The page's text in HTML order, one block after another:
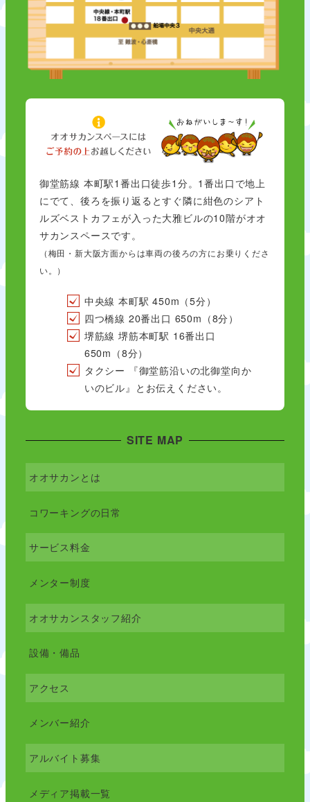
御堂筋線 本町駅1番出口徒歩1分。1番出口で地上
にでて、後ろを振り返るとすぐ隣に紺色のシアト
ルズベストカフェが入った大雅ビルの10階がオオ
サカンスペースです。
（梅田・新大阪方面からは車両の後ろの方にお乗りくださ
い。）
中央線 本町駅 450m（5分）
四つ橋線 20番出口 650m（8分）
堺筋線 堺筋本町駅 16番出口
650m（8分）
タクシー 『御堂筋沿いの北御堂向か
いのビル』とお伝えください。
SITE MAP
オオサカンとは
コワーキングの日常
サービス料金
メンター制度
オオサカンスタッフ紹介
設備・備品
アクセス
メンバー紹介
アルバイト募集
メディア掲載一覧